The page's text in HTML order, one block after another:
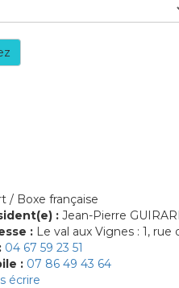
/ Boxe française
: Jean-Pierre
: Le val aux Vignes : 1,
04 67 59 23 51
: 07 86 49 43 64
écrire